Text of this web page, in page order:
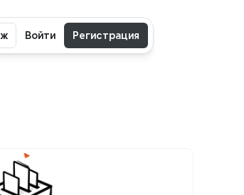
Войти Регистрация